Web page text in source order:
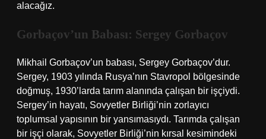
alacağız.
Gorbaçov’un Babası: Sergey Gorbaçov
Mikhail Gorbaçov’un babası, Sergey Gorbaçov’dur.
Sergey, 1903 yılında Rusya’nın Stavropol bölgesinde
doğmuş, 1930’larda tarım alanında çalışan bir işçiydi.
Sergey’in hayatı, Sovyetler Birliği’nin zorlayıcı
toplumsal yapısının bir yansımasıydı. Tarımda çalışan
bir işçi olarak, Sovyetler Birliği’nin kırsal kesimindeki